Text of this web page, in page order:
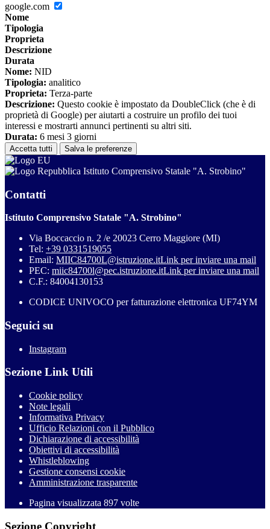
google.com
Nome
Tipologia
Proprieta
Descrizione
Durata
Nome: NID
Tipologia: analitico
Proprieta: Terza-parte
Descrizione: Questo cookie è impostato da DoubleClick (che è di
proprietà di Google) per aiutarti a costruire un profilo dei tuoi
interessi e mostrarti annunci pertinenti su altri siti.
Durata: 6 mesi 3 giorni
Accetta tutti Salva le preferenze
Istituto Comprensivo Statale "A. Strobino"
Contatti
Istituto Comprensivo Statale "A. Strobino"
Via Boccaccio n. 2 /e 20023 Cerro Maggiore (MI)
Tel: +39 0331519055
Email: MIIC84700L@istruzione.itLink per inviare una mail
PEC: miic84700l@pec.istruzione.itLink per inviare una mail
C.F.: 84004130153
CODICE UNIVOCO per fatturazione elettronica UF74YM
Seguici su
Instagram
Sezione Link Utili
Cookie policy
Note legali
Informativa Privacy
Ufficio Relazioni con il Pubblico
Dichiarazione di accessibilità
Obiettivi di accessibilità
Whistleblowing
Gestione consensi cookie
Amministrazione trasparente
Pagina visualizzata 897 volte
Sezione Copyright